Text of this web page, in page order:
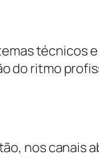
técnicos e
do ritmo
nos canais